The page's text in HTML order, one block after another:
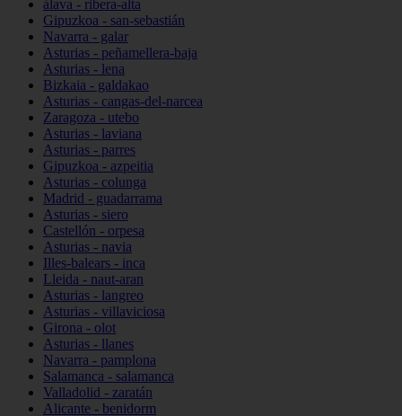
álava - ribera-alta
Gipuzkoa - san-sebastián
Navarra - galar
Asturias - peñamellera-baja
Asturias - lena
Bizkaia - galdakao
Asturias - cangas-del-narcea
Zaragoza - utebo
Asturias - laviana
Asturias - parres
Gipuzkoa - azpeitia
Asturias - colunga
Madrid - guadarrama
Asturias - siero
Castellón - orpesa
Asturias - navia
Illes-balears - inca
Lleida - naut-aran
Asturias - langreo
Asturias - villaviciosa
Girona - olot
Asturias - llanes
Navarra - pamplona
Salamanca - salamanca
Valladolid - zaratán
Alicante - benidorm